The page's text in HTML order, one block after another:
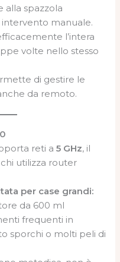
alla spazzola
manuale.
l’intera
volte nello stesso
di gestire le
da remoto.
reti a5 GHz, il
utilizza router
per case grandi:
da 600 ml
frequenti in
sporchi o molti peli di